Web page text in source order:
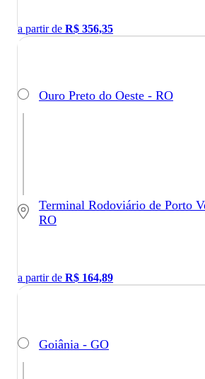
a partir de R$ 356,35
Ouro Preto do Oeste - RO
Terminal Rodoviário de Porto
RO
a partir de R$ 164,89
Goiânia - GO